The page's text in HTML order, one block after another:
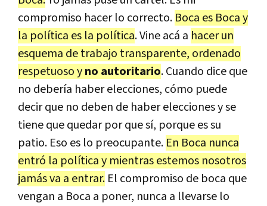
compromiso hacer lo correcto. Boca es Boca y
la política es la política. Vine acá a hacer un
esquema de trabajo transparente, ordenado
respetuoso yno autoritario. Cuando dice que
no debería haber elecciones, cómo puede
decir que no deben de haber elecciones y se
tiene que quedar por que sí, porque es su
patio. Eso es lo preocupante. En Boca nunca
entró la política y mientras estemos nosotros
jamás va a entrar. El compromiso de boca que
vengan a Boca a poner, nunca a llevarse lo